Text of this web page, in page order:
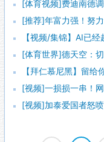
[体育视频]费迪南德调侃
[推荐]年富力强！努
【视频/集锦】AI已经
[体育世界]德天空：切尔
【拜仁慕尼黑】留给你
[视频]一损损一串！网友
[视频]加泰爱国者怒喷西班